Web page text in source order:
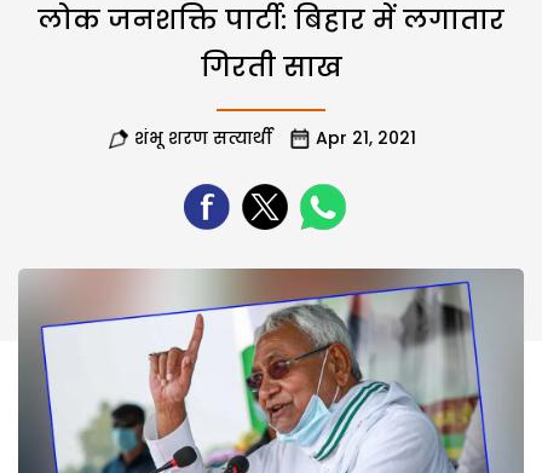
लोक जनशक्ति पार्टी: बिहार में लगातार
गिरती साख
शंभू शरण सत्यार्थी Apr 21, 2021